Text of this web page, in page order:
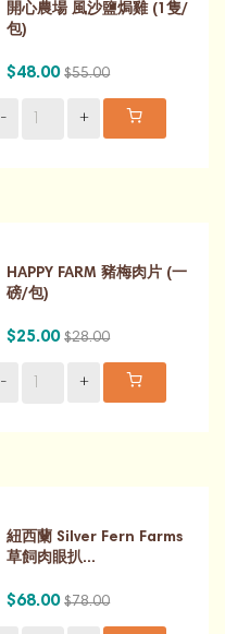
開心農場 風沙鹽焗雞 (1隻/
包)
$48.00 $55.00
- +
HAPPY FARM 豬梅肉片 (一
磅/包)
$25.00 $28.00
- +
紐西蘭 Silver Fern Farms
草飼肉眼扒...
$68.00 $78.00